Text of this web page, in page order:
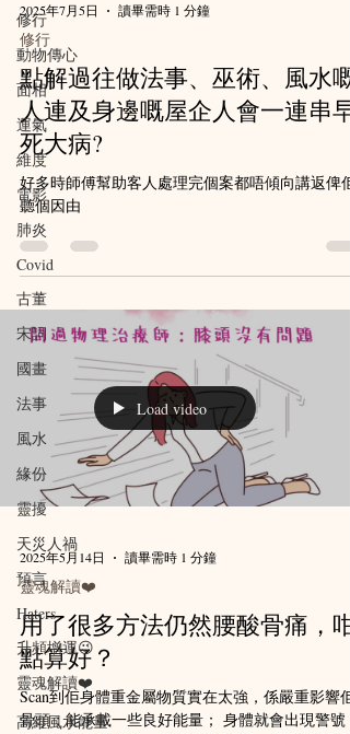
修行
動物傳心
面相
運氣
維度
電影
肺炎
Covid
古董
宋詞
國畫
法事
風水
緣份
靈擾
天災人禍
預言
Haters
升頻增運😉
靈魂解讀❤️
高維風水能量
2025年7月5日 讀畢需時 1 分鐘
修行
點解過往做法事、巫術、風水嘅
人連及身邊嘅屋企人會一連串早
死大病?
好多時師傅幫助客人處理完個案都唔傾向講返俾佢
聽個因由
Load video
2025年5月14日 讀畢需時 1 分鐘
靈魂解讀❤️
用了很多方法仍然腰酸骨痛，咁
點算好？
Scan到佢身體重金屬物質實在太強，係嚴重影響佢
骨頭；能承載一些良好能量； 身體就會出現警號